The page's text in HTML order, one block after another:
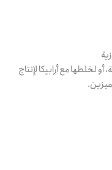
لخلطها مع أرابيكا لإنتاج